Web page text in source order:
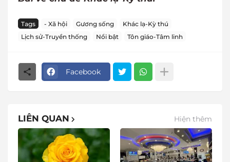
Tags - Xã hội Gương sống
Khác lạ-Kỳ thú
Lịch sử-Truyền thống
Nổi bật Tôn giáo-Tâm linh
Facebook
LIÊN QUAN Hiện thêm